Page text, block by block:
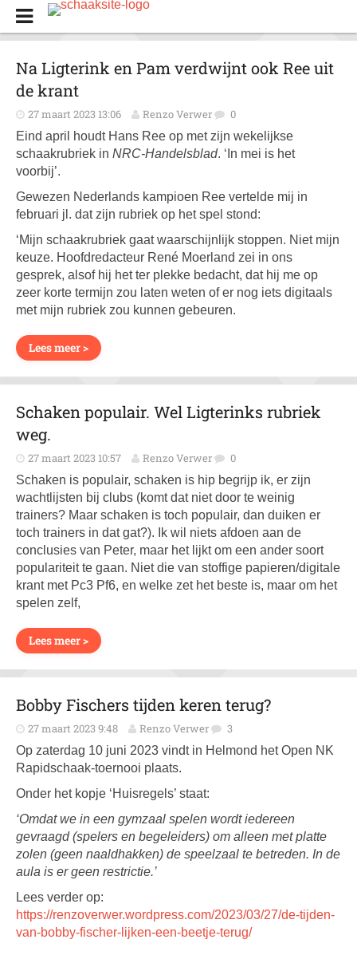
Na Ligterink en Pam verdwijnt ook Ree uit
de krant
27 maart 2023 13:06 Renzo Verwer 0
Eind april houdt Hans Ree op met zijn wekelijkse
schaakrubriek in NRC-Handelsblad. ‘In mei is het
voorbij’.
Gewezen Nederlands kampioen Ree vertelde mij in
februari jl. dat zijn rubriek op het spel stond:
‘Mijn schaakrubriek gaat waarschijnlijk stoppen. Niet mijn
keuze. Hoofdredacteur René Moerland zei in ons
gesprek, alsof hij het ter plekke bedacht, dat hij me op
zeer korte termijn zou laten weten of er nog iets digitaals
met mijn rubriek zou kunnen gebeuren.
Lees meer >
Schaken populair. Wel Ligterinks rubriek
weg.
27 maart 2023 10:57 Renzo Verwer 0
Schaken is populair, schaken is hip begrijp ik, er zijn
wachtlijsten bij clubs (komt dat niet door te weinig
trainers? Maar schaken is toch populair, dan duiken er
toch trainers in dat gat?). Ik wil niets afdoen aan de
conclusies van Peter, maar het lijkt om een ander soort
populariteit te gaan. Niet die van stoffige papieren/digitale
krant met Pc3 Pf6, en welke zet het beste is, maar om het
spelen zelf,
Lees meer >
Bobby Fischers tijden keren terug?
27 maart 2023 9:48 Renzo Verwer 3
Op zaterdag 10 juni 2023 vindt in Helmond het Open NK
Rapidschaak-toernooi plaats.
Onder het kopje ‘Huisregels’ staat:
‘Omdat we in een gymzaal spelen wordt iedereen
gevraagd (spelers en begeleiders) om alleen met platte
zolen (geen naaldhakken) de speelzaal te betreden. In de
aula is er geen restrictie.’
Lees verder op:
https://renzoverwer.wordpress.com/2023/03/27/de-tijden-
van-bobby-fischer-lijken-een-beetje-terug/